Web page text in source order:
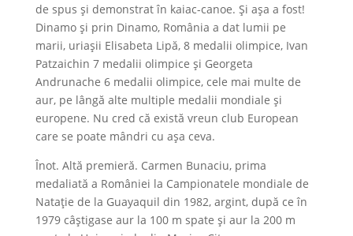
de spus și demonstrat în kaiac-canoe. Și așa a fost!
Dinamo și prin Dinamo, România a dat lumii pe
marii, uriașii Elisabeta Lipă, 8 medalii olimpice, Ivan
Patzaichin 7 medalii olimpice și Georgeta
Andrunache 6 medalii olimpice, cele mai multe de
aur, pe lângă alte multiple medalii mondiale și
europene. Nu cred că există vreun club European
care se poate mândri cu așa ceva.
Înot. Altă premieră. Carmen Bunaciu, prima
medaliată a României la Campionatele mondiale de
Natație de la Guayaquil din 1982, argint, după ce în
1979 câștigase aur la 100 m spate și aur la 200 m